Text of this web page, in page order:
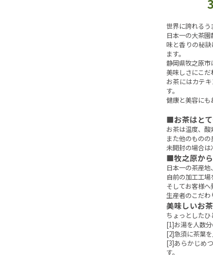
3
世界に誇れるう
日本一の大茶
味と香りの秘
ます。
静岡県牧之原市
美味しさにこだ
お茶にはカテ
す。
健康と美容にも
■お茶はと
お茶は温度、酸
また他のものの
未開封の場合は
■牧之原か
日本一の茶産地
自前の加工工
そしてお客様へ
生産者のこだわ
美味しいお
ちょっとした
[1]お湯を人数分
[2]急須に茶葉
[3]あらかじめ
す。